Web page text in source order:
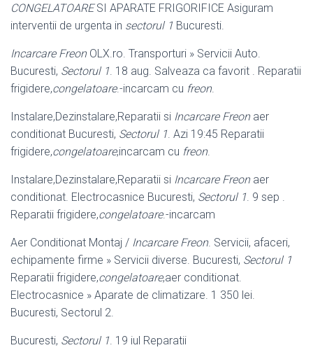
CONGELATOARESI APARATE FRIGORIFICE Asiguram
interventii de urgenta in sectorul 1 Bucuresti.
Incarcare FreonOLX.ro. Transporturi » Servicii Auto.
Bucuresti, Sectorul 1. 18 aug. Salveaza ca favorit . Reparatii
frigidere,congelatoare.-incarcam cu freon.
Instalare,Dezinstalare,Reparatii si Incarcare Freonaer
conditionat Bucuresti, Sectorul 1. Azi 19:45 Reparatii
frigidere,congelatoare,incarcam cu freon.
Instalare,Dezinstalare,Reparatii si Incarcare Freonaer
conditionat. Electrocasnice Bucuresti, Sectorul 1. 9 sep .
Reparatii frigidere,congelatoare.-incarcam
Aer Conditionat Montaj / Incarcare Freon. Servicii, afaceri,
echipamente firme » Servicii diverse. Bucuresti, Sectorul 1
Reparatii frigidere,congelatoare,aer conditionat.
Electrocasnice » Aparate de climatizare. 1 350 lei.
Bucuresti, Sectorul 2.
Bucuresti, Sectorul 1. 19 iul Reparatii